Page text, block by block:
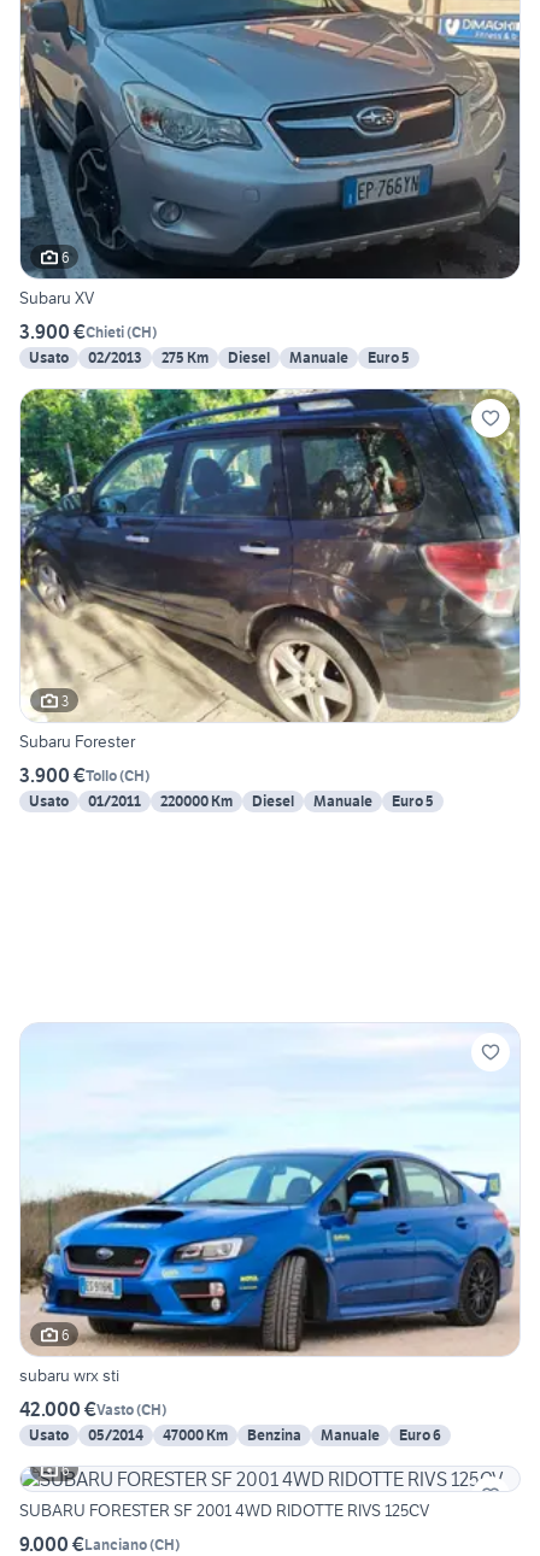
6
Subaru XV
3.900 €Chieti(CH)
Usato
02/2013 275 Km Diesel Manuale Euro 5
3
Subaru Forester
3.900 €Tollo(CH)
Usato
01/2011 220000 Km Diesel Manuale Euro 5
6
subaru wrx sti
42.000 €Vasto(CH)
Usato
05/2014 47000 Km Benzina Manuale
Euro 6
6
SUBARU FORESTER SF 2001 4WD RIDOTTE RIVS 125CV
9.000 €Lanciano(CH)